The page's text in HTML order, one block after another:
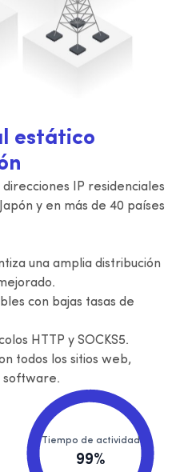
estático
IP residenciales
y en más de 40 países
una amplia distribución
con bajas tasas de
HTTP y SOCKS5.
todos los sitios web,
software.
Tiempo de actividad
99%